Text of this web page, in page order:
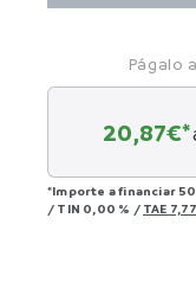
Págalo
20,87€*
*Importe a financiar
/ TIN 0,00 % / TAE